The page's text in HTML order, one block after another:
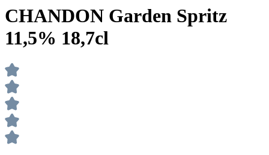
CHANDON Garden Spritz
11,5% 18,7cl